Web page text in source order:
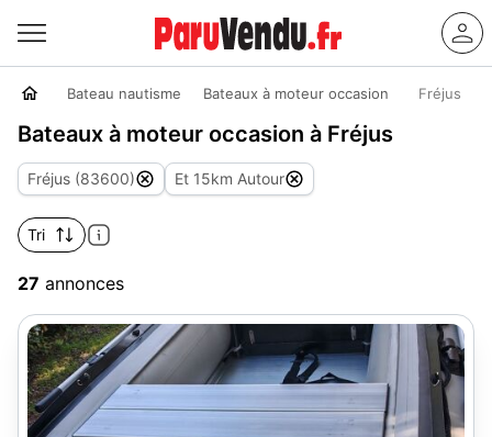
Bateau nautisme Bateaux à moteur occasion Fréjus
Bateaux à moteur occasion à Fréjus
Fréjus (83600) Et 15km Autour
Tri
27 annonces